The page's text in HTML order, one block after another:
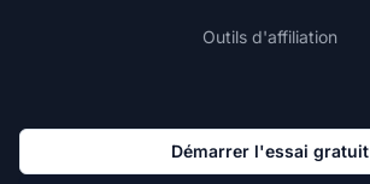
Outils d'affiliation
Démarrer l'essai gratuit